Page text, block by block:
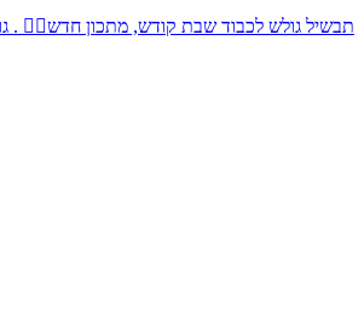
תבשיל גולש לכבוד שבת קודש, מתכון חדש👇🏻 .